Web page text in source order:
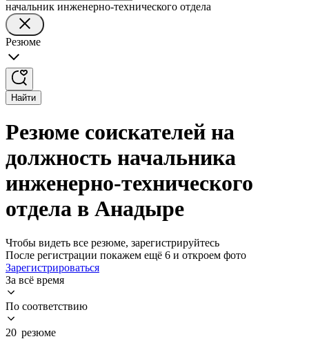
начальник инженерно-технического отдела
Резюме
Найти
Резюме соискателей на
должность начальника
инженерно-технического
отдела в Анадыре
Чтобы видеть все резюме, зарегистрируйтесь
После регистрации покажем ещё 6 и откроем фото
Зарегистрироваться
За всё время
По соответствию
20 резюме